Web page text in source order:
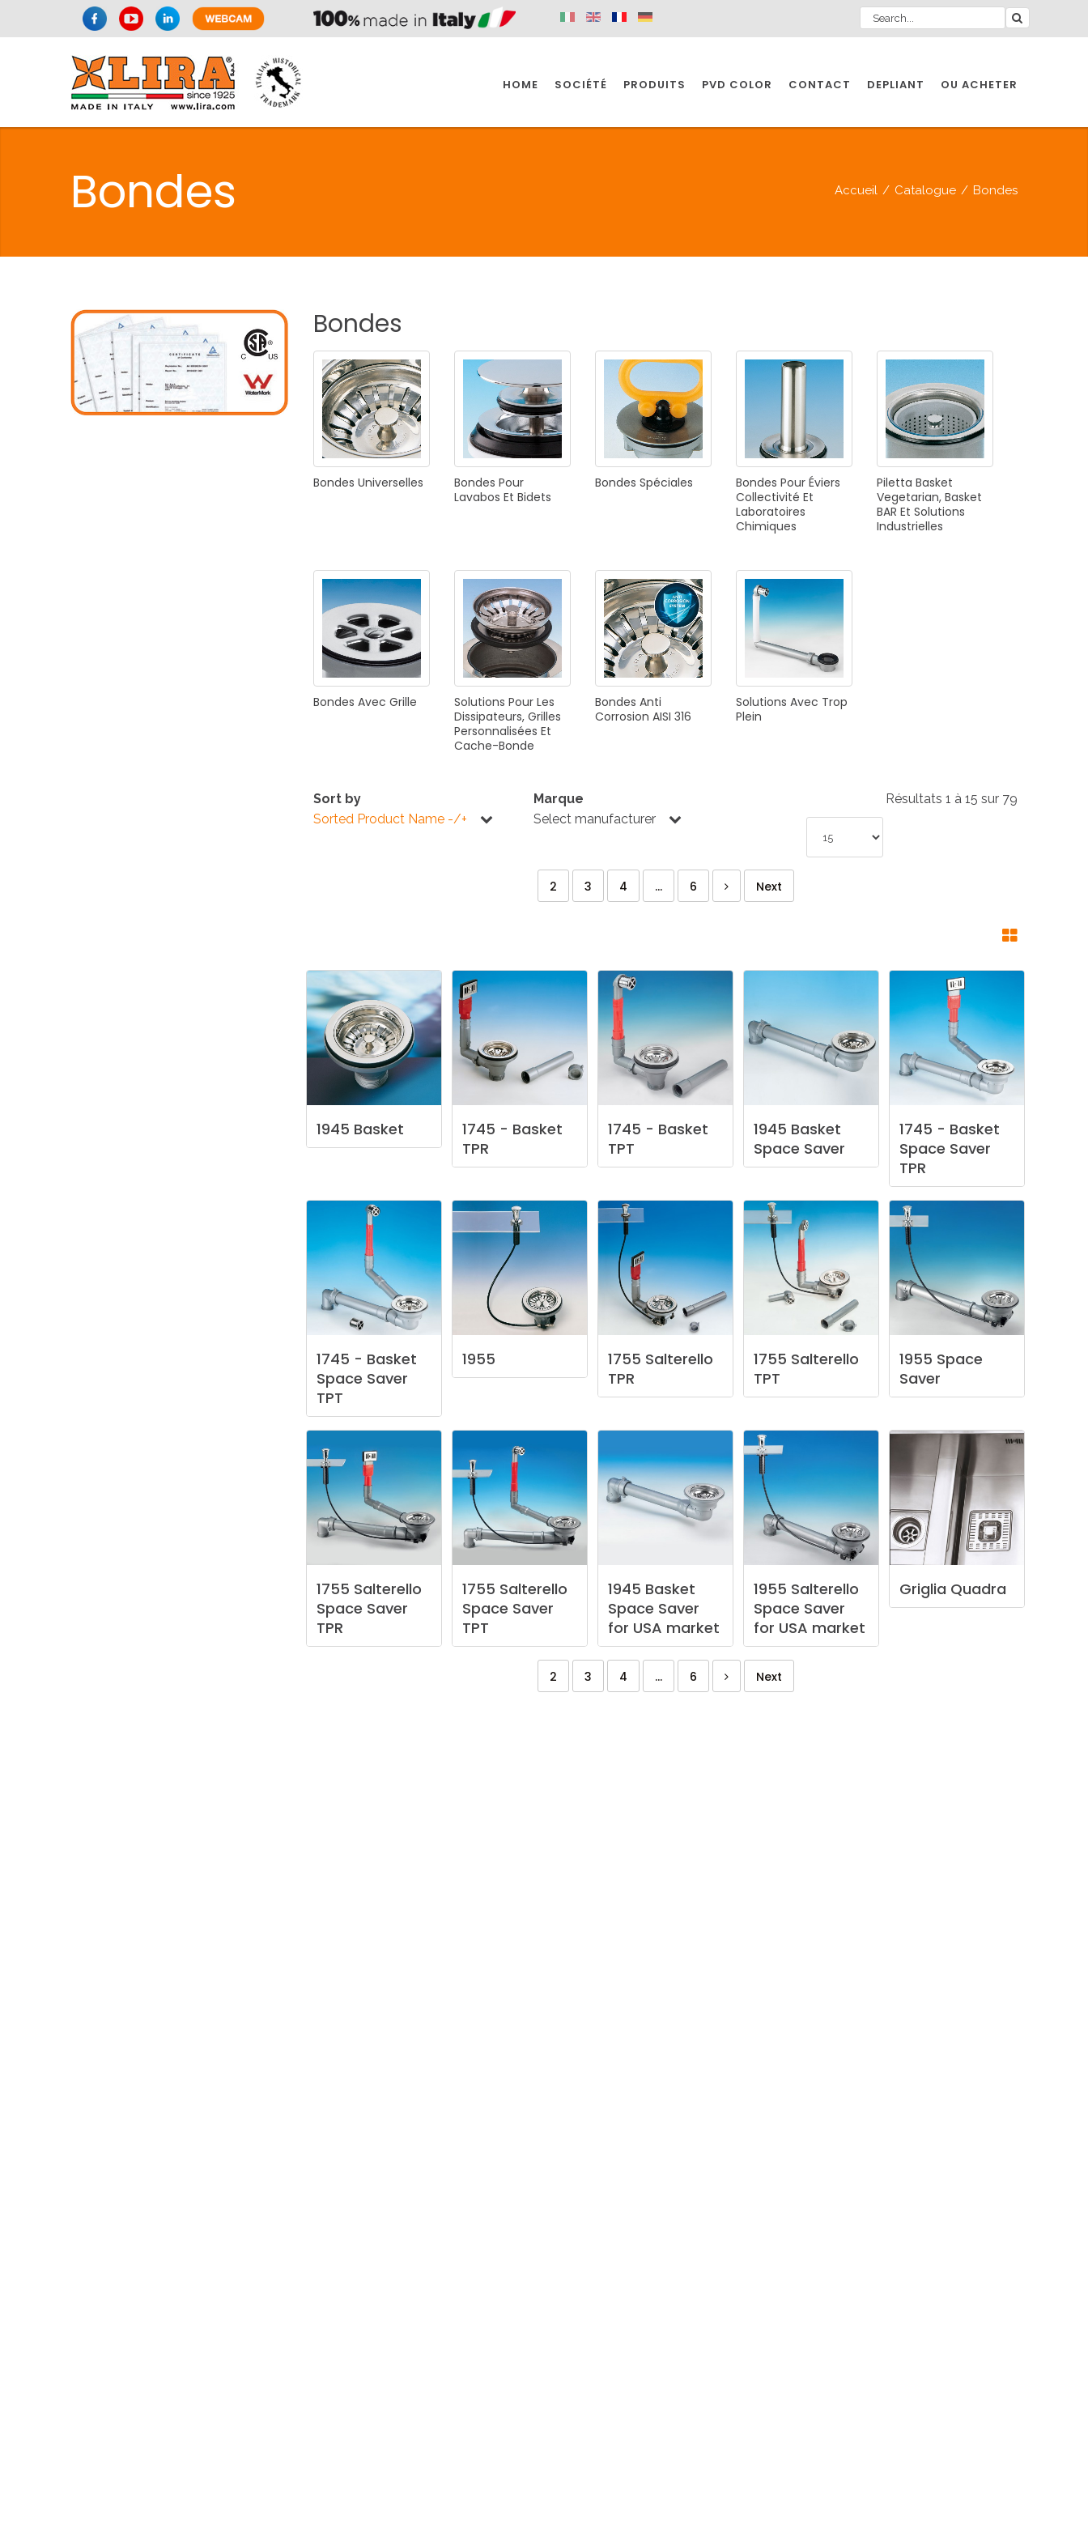
HOME SOCIÉTÉ PRODUITS
SPAZIO CUISINE SPAZIO BAIN SPAZIO INDUSTRIE
CUISINE SALLE DE BAIN INDUSTRIE
BONDES ACCESSORIES
NEWS 2025
PVD COLOR CONTACT DEPLIANT
OU ACHETER
PMR BONDES ACCESSORIES
NEWS 2025
Bondes Accueil / Catalogue / Bondes
Bondes
Bondes Universelles Bondes Pour
Lavabos Et Bidets
Bondes Spéciales Bondes Pour Éviers
Collectivité Et
Laboratoires
Chimiques
Piletta Basket
Vegetarian, Basket
BAR Et Solutions
Industrielles
Bondes Avec Grille Solutions Pour Les
Dissipateurs, Grilles
Personnalisées Et
Cache-Bonde
Bondes Anti
Corrosion AISI 316
Solutions Avec Trop
Plein
Sort by
Sorted Product Name -/+
Marque
Select manufacturer
Résultats 1 à 15 sur 79
2 3 4 ... 6 Next
1945 Basket 1745 - Basket
TPR
1745 - Basket
TPT
1945 Basket
Space Saver
1745 - Basket
Space Saver
TPR
1745 - Basket
Space Saver
TPT
1955 1755 Salterello
TPR
1755 Salterello
TPT
1955 Space
Saver
1755 Salterello
Space Saver
TPR
1755 Salterello
Space Saver
TPT
1945 Basket
Space Saver
for USA market
1955 Salterello
Space Saver
for USA market
Griglia Quadra
2 3 4 ... 6 Next